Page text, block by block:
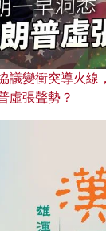
議變衝突導火線
虛張聲勢？